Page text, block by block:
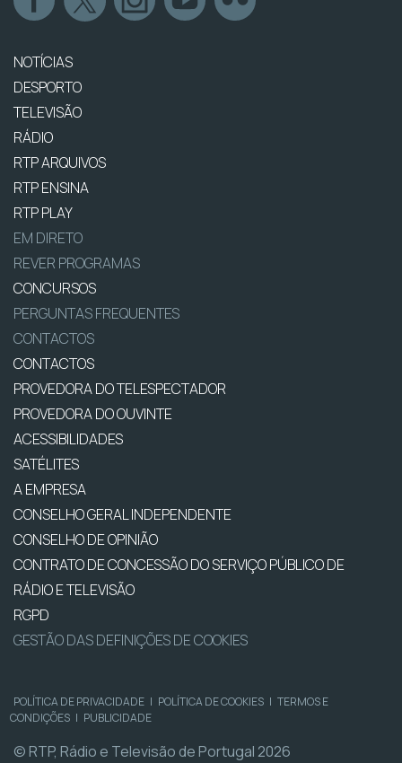
NOTÍCIAS
DESPORTO
TELEVISÃO
RÁDIO
RTP ARQUIVOS
RTP ENSINA
RTP PLAY
EM DIRETO
REVER PROGRAMAS
CONCURSOS
PERGUNTAS FREQUENTES
CONTACTOS
CONTACTOS
PROVEDORA DO TELESPECTADOR
PROVEDORA DO OUVINTE
ACESSIBILIDADES
SATÉLITES
A EMPRESA
CONSELHO GERAL INDEPENDENTE
CONSELHO DE OPINIÃO
CONTRATO DE CONCESSÃO DO SERVIÇO PÚBLICO DE
RÁDIO E TELEVISÃO
RGPD
GESTÃO DAS DEFINIÇÕES DE COOKIES
POLÍTICA DE PRIVACIDADE | POLÍTICA DE COOKIES | TERMOS E
CONDIÇÕES | PUBLICIDADE
© RTP, Rádio e Televisão de Portugal 2026